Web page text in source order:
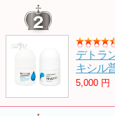
デトラ
キシル
5,000 円